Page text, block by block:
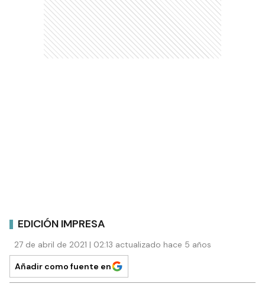
EDICIÓN IMPRESA
27 de abril de 2021 | 02:13 actualizado hace 5 años
Añadir como fuente en